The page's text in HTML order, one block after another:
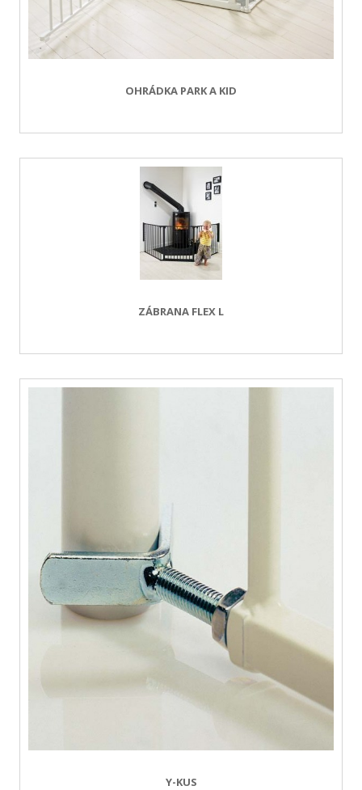
OHRÁDKA PARK A KID
ZÁBRANA FLEX L
Y-KUS